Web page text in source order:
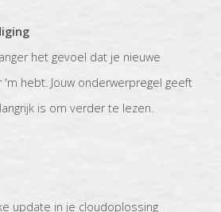
het gevoel dat je nieuwe
hebt. Jouw onderwerpregel geeft
is om verder te lezen.
update in je cloudoplossing